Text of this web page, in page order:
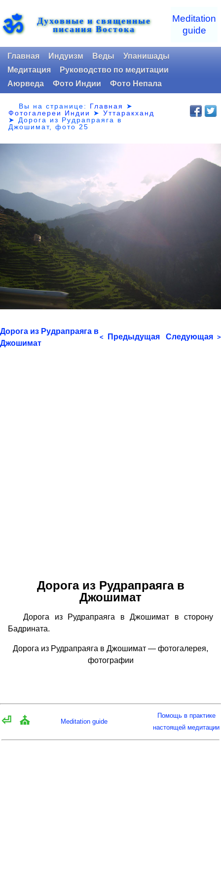
ॐ Духовные и священные
писания Востока
Meditation
guide
Главная Индуизм Веды
Упанишады
Медитация
Руководство по медитации
Аюрведа
Фото Индии Фото Непала
Вы на странице: Главная
➤
Фотогалереи Индии
➤Уттаракханд
➤ Дорога из Рудрапраяга в
Джошимат, фото 25
Дорога из Рудрапраяга в
Джошимат
< Предыдущая Следующая >
Дорога из Рудрапраяга в
Джошимат
Дорога из Рудрапраяга в Джошимат в сторону
Бадрината.
Дорога из Рудрапраяга в Джошимат — фотогалерея,
фотографии
⏎ ⛪ Meditation guide
Помощь в практике
настоящей медитации